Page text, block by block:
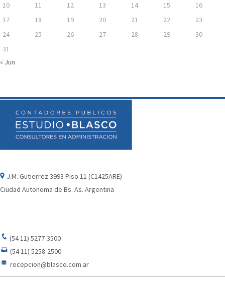
10
11 12 13 14 15
16
17
18 19 20 21 22
23
24
25 26 27 28 29
30
31
« Jun
J.M. Gutierrez 3993 Piso 11 (C1425ARE)
Ciudad Autonoma de Bs. As. Argentina
(54 11) 5277-3500
(54 11) 5258-2500
recepcion@blasco.com.ar